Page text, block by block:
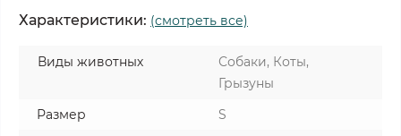
Характеристики: (смотреть все)
Виды животных
Собаки, Коты,
Грызуны
Размер
S